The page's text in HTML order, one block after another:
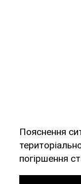
Пояснення
погіршення